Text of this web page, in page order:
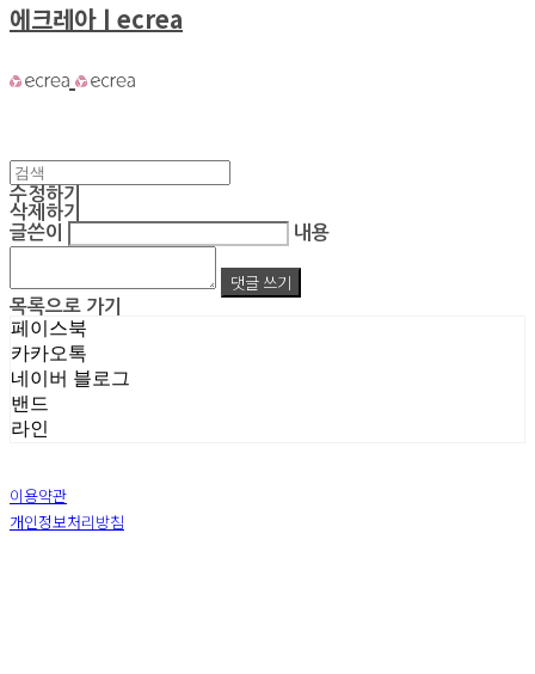
에크레아ㅣecrea
수정하기
삭제하기
글쓴이
내용
댓글 쓰기
목록으로 가기
페이스북
카카오톡
네이버 블로그
밴드
라인
이용약관
개인정보처리방침